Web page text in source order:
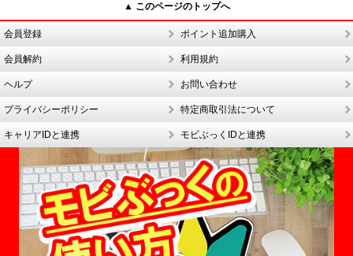
▲ このページのトップへ
会員登録 ポイント追加購入
会員解約 利用規約
ヘルプ お問い合わせ
プライバシーポリシー 特定商取引法について
キャリアIDと連携 モビぶっくIDと連携